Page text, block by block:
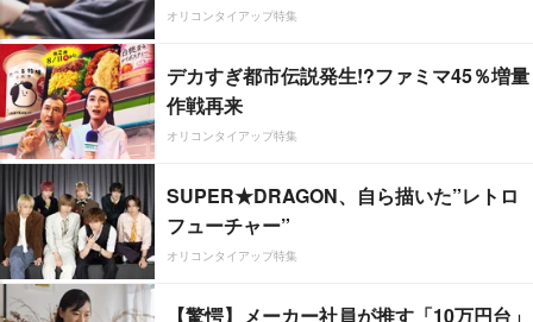
オリコンタイアップ特集
デカすぎ都市伝説発生!?ファミマ45％増量
作戦再来
オリコンタイアップ特集
SUPER★DRAGON、自ら描いた”レトロ
フューチャー”
オリコンタイアップ特集
【驚愕】メーカー社員が推す「10万円台」